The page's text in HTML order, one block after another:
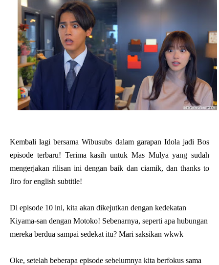
Kembali lagi bersama Wibusubs dalam garapan Idola jadi Bos
episode terbaru! Terima kasih untuk Mas Mulya yang sudah
mengerjakan rilisan ini dengan baik dan ciamik, dan thanks to
Jiro for english subtitle!
Di episode 10 ini, kita akan dikejutkan dengan kedekatan
Kiyama-san dengan Motoko! Sebenarnya, seperti apa hubungan
mereka berdua sampai sedekat itu? Mari saksikan wkwk
Oke, setelah beberapa episode sebelumnya kita berfokus sama